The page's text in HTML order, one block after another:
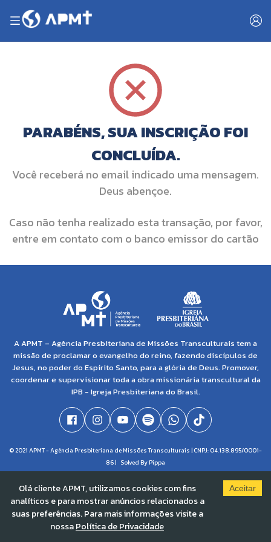
PARABÉNS, SUA INSCRIÇÃO FOI
CONCLUÍDA.
Você receberá no email indicado uma mensagem.
Deus abençoe.
Caso não tenha realizado esta transação, por favor,
entre em contato com o banco emissor do cartão
A APMT – Agência Presbiteriana de Missões Transculturais tem a
missão de proclamar o evangelho do reino, fazendo discípulos de
Jesus, no poder do Espírito Santo, para a glória de Deus. Promover,
coordenar e supervisionar toda a obra missionária transcultural da
IPB - Igreja Presbiteriana do Brasil.
© 2021 APMT - Agência Presbiteriana de Missões Transculturais | CNPJ: 04.138.895/0001-
86 | Solved By Pippa
Olá cliente APMT, utilizamos cookies com fins
analíticos e para mostrar anúncios relacionados a
suas preferências. Para mais informações visite a
nossaPolítica de Privacidade
Aceitar